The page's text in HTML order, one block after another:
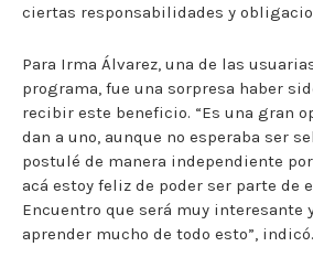
ciertas responsabilidades y
Para Irma Álvarez, una de las
programa, fue una sorpresa haber
recibir este beneficio. “Es una gran
dan a uno, aunque no esperaba ser
postulé de manera independiente
acá estoy feliz de poder ser parte de
Encuentro que será muy interesante
aprender mucho de todo esto”, indicó.